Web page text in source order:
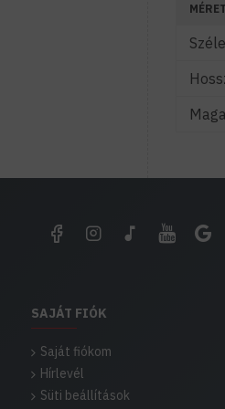
SAJÁT FIÓK
Saját fiókom
Hírlevél
Süti beállítások